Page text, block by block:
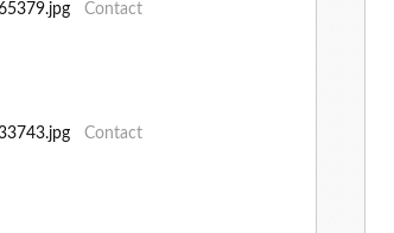
Contact
Contact